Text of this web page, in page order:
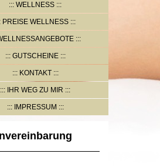
WELLNESS
PREISE WELLNESS
GUTSCHEINE
KONTAKT
IHR WEG ZU MIR
IMPRESSUM